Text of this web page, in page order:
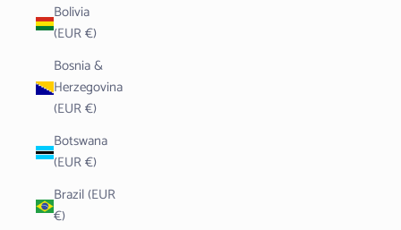
Bolivia
(EUR €)
Bosnia &
Herzegovina
(EUR €)
Botswana
(EUR €)
Brazil (EUR
€)